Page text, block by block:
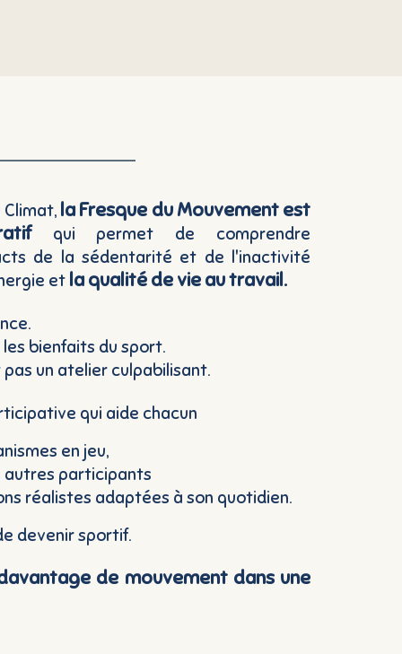
Climat, la Fresque du Mouvement est
qui permet de comprendre
de la sédentarité et de l'inactivité
et la qualité de vie au travail.
bienfaits du sport.
un atelier culpabilisant.
qui aide chacun
en jeu,
autres participants
réalistes adaptées à son quotidien.
devenir sportif.
de mouvement dans une